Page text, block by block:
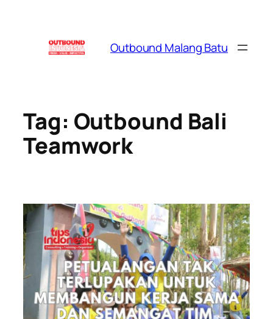
Outbound Malang Batu
Tag: Outbound Bali
Teamwork